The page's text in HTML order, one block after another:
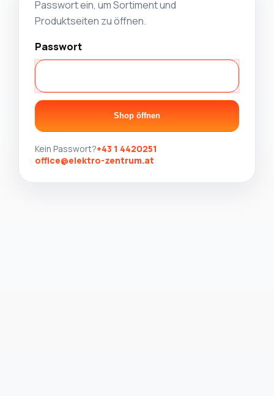
Passwort ein, um Sortiment und
Produktseiten zu öffnen.
Passwort
Shop öffnen
Kein Passwort?+43 1 4420251
office@elektro-zentrum.at